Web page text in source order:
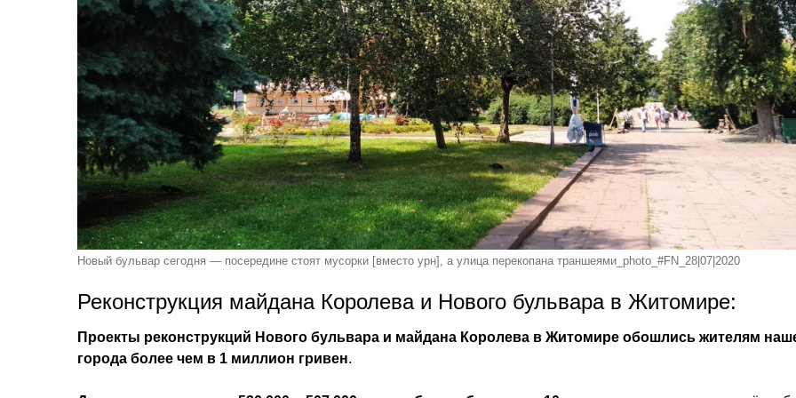
Новый бульвар сегодня — посередине стоят мусорки [вместо урн], а улица перекопана траншеями_photo_#FN_28|07|2020
Реконструкция майдана Королева и Нового бульвара в Житомире:
Проекты реконструкций Нового бульвара и майдана Королева в Житомире обошлись жителям
города более чем в 1 миллион гривен.